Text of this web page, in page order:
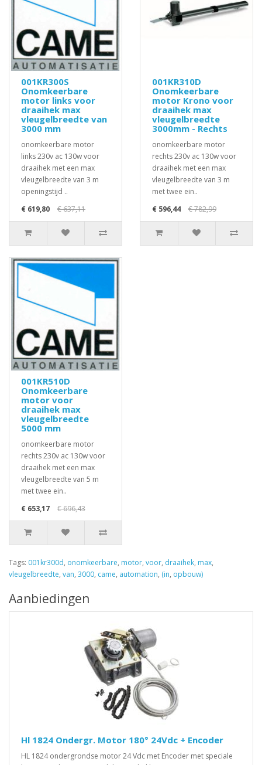
001KR300S
Onomkeerbare
motor links voor
draaihek max
vleugelbreedte van
3000 mm
onomkeerbare motor
links 230v ac 130w voor
draaihek met een max
vleugelbreedte van 3 m
openingstijd ..
€ 619,80
€ 637,11
001KR310D
Onomkeerbare
motor Krono voor
draaihek max
vleugelbreedte
3000mm - Rechts
onomkeerbare motor
rechts 230v ac 130w voor
draaihek met een max
vleugelbreedte van 3 m
met twee ein..
€ 596,44
€ 782,99
001KR510D
Onomkeerbare
motor voor
draaihek max
vleugelbreedte
5000 mm
onomkeerbare motor
rechts 230v ac 130w voor
draaihek met een max
vleugelbreedte van 5 m
met twee ein..
€ 653,17
€ 696,43
Tags: 001kr300d, onomkeerbare, motor, voor, draaihek, max,
vleugelbreedte, van, 3000, came, automation, (in, opbouw)
Aanbiedingen
Hl 1824 Ondergr. Motor 180° 24Vdc + Encoder
HL 1824 ondergrondse motor 24 Vdc met Encoder met speciale